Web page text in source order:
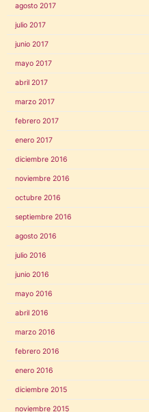
agosto 2017
julio 2017
junio 2017
mayo 2017
abril 2017
marzo 2017
febrero 2017
enero 2017
diciembre 2016
noviembre 2016
octubre 2016
septiembre 2016
agosto 2016
julio 2016
junio 2016
mayo 2016
abril 2016
marzo 2016
febrero 2016
enero 2016
diciembre 2015
noviembre 2015